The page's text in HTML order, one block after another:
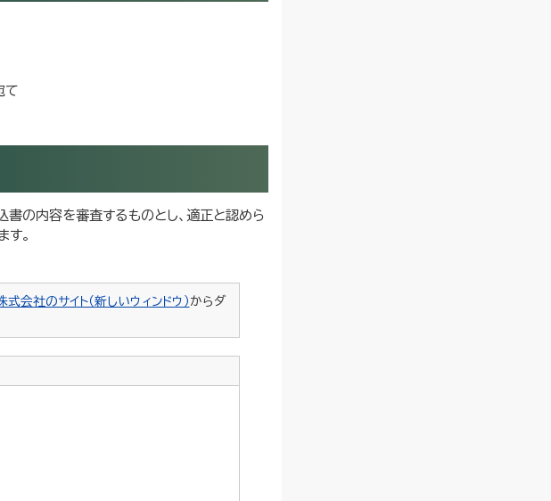
て
の内容を審査するものとし、適正と認めら
。
式会社のサイト（新しいウィンドウ） からダ